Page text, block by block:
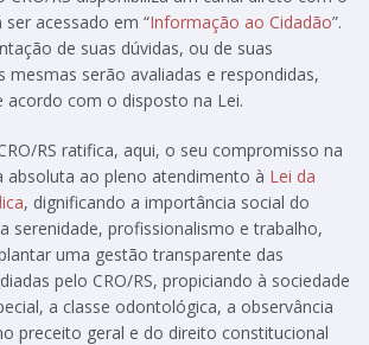
acessado em “Informação ao Cidadão”.
de suas dúvidas, ou de suas
mesmas serão avaliadas e respondidas,
com o disposto na Lei.
RS ratifica, aqui, o seu compromisso na
absoluta ao pleno atendimento à Lei da
, dignificando a importância social do
serenidade, profissionalismo e trabalho,
uma gestão transparente das
pelo CRO/RS, propiciando à sociedade
a classe odontológica, a observância
preceito geral e do direito constitucional